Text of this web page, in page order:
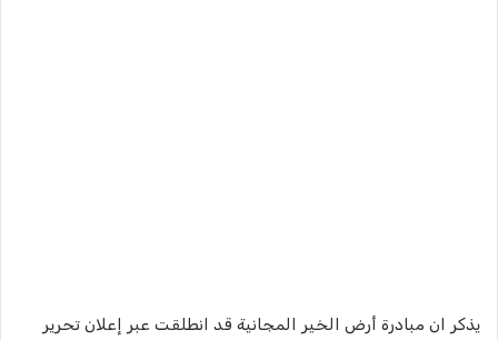
يذكر ان مبادرة أرض الخير المجانية قد انطلقت عبر إعلان تحرير